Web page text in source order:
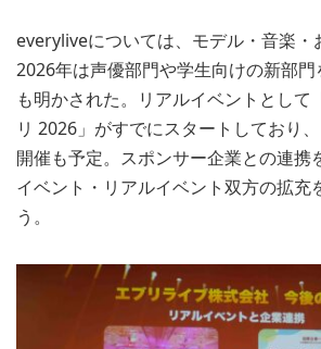
everyliveについては、モデル・音楽・
2026年は声優部門や学生向けの新部
も明かされた。リアルイベントとして
リ 2026」がすでにスタートしており
開催も予定。スポンサー企業との連携
イベント・リアルイベント双方の拡充
う。